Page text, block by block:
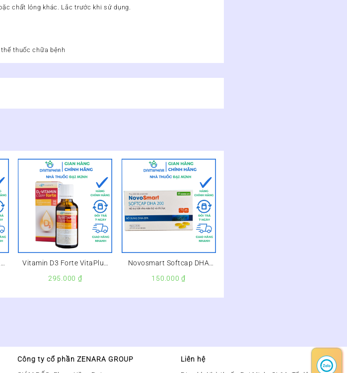
chất lỏng khác. Lắc trước khi sử dụng.
thuốc chữa bệnh
Vitamin D3 Forte VitaPlus
D Hỗ Trợ Chống Còi Xương –
295.000 ₫
Novosmart Softcap DHA
Phát Triển Não Bộ Và Thị
150.000₫
Công ty cổ phần ZENARA GROUP Liên hệ